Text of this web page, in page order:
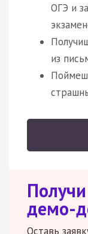
ОГЭ и
из
демо-
Оставь